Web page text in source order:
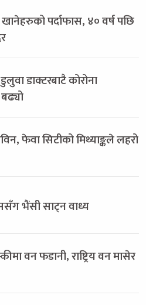
पर्दाफास, ४० वर्ष पछि
डाक्टरबाटै कोरोना
फेवा सिटीको मिथ्याङ्कले लहरो
भैंसी साट्न वाध्य
वन फडानी, राष्ट्रिय वन मासेर